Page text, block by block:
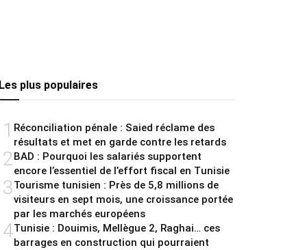
Les plus populaires
1 Réconciliation pénale : Saied réclame des
résultats et met en garde contre les retards
2BAD : Pourquoi les salariés supportent
encore l’essentiel de l’effort fiscal en Tunisie
3Tourisme tunisien : Près de 5,8 millions de
visiteurs en sept mois, une croissance portée
par les marchés européens
4Tunisie : Douimis, Mellègue 2, Raghai… ces
barrages en construction qui pourraient